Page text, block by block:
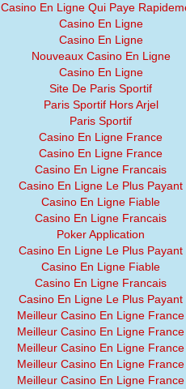
Casino En Ligne Qui Paye
Casino En Ligne
Casino En Ligne
Nouveaux Casino En Ligne
Casino En Ligne
Site De Paris Sportif
Paris Sportif Hors Arjel
Paris Sportif
Casino En Ligne France
Casino En Ligne France
Casino En Ligne Francais
Casino En Ligne Le Plus Payant
Casino En Ligne Fiable
Casino En Ligne Francais
Poker Application
Casino En Ligne Le Plus Payant
Casino En Ligne Fiable
Casino En Ligne Francais
Casino En Ligne Le Plus Payant
Meilleur Casino En Ligne France
Meilleur Casino En Ligne France
Meilleur Casino En Ligne France
Meilleur Casino En Ligne France
Meilleur Casino En Ligne France